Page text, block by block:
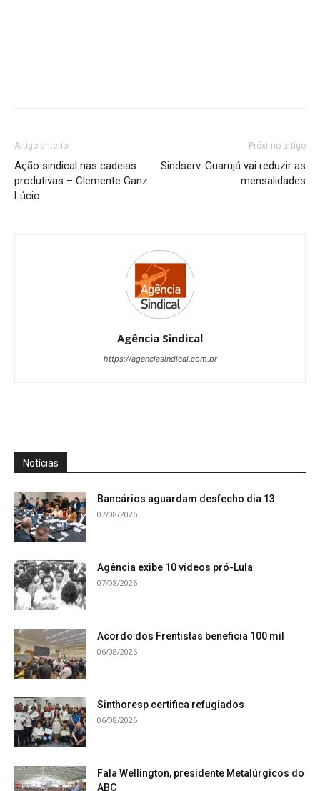
Artigo anterior
Ação sindical nas cadeias
produtivas – Clemente Ganz
Lúcio
Próximo artigo
Sindserv-Guarujá vai reduzir as
mensalidades
Agência Sindical
https://agenciasindical.com.br
Notícias
Bancários aguardam desfecho dia 13
07/08/2026
Agência exibe 10 vídeos pró-Lula
07/08/2026
Acordo dos Frentistas beneficia 100 mil
06/08/2026
Sinthoresp certifica refugiados
06/08/2026
Fala Wellington, presidente Metalúrgicos do
ABC